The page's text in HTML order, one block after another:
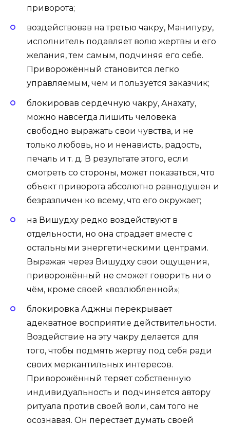
приворота;
воздействовав на третью чакру, Манипуру,
исполнитель подавляет волю жертвы и его
желания, тем самым, подчиняя его себе.
Приворожённый становится легко
управляемым, чем и пользуется заказчик;
блокировав сердечную чакру, Анахату,
можно навсегда лишить человека
свободно выражать свои чувства, и не
только любовь, но и ненависть, радость,
печаль и т. д. В результате этого, если
смотреть со стороны, может показаться, что
объект приворота абсолютно равнодушен и
безразличен ко всему, что его окружает;
на Вишудху редко воздействуют в
отдельности, но она страдает вместе с
остальными энергетическими центрами.
Выражая через Вишудху свои ощущения,
приворожённый не сможет говорить ни о
чём, кроме своей «возлюбленной»;
блокировка Аджны перекрывает
адекватное восприятие действительности.
Воздействие на эту чакру делается для
того, чтобы подмять жертву под себя ради
своих меркантильных интересов.
Приворожённый теряет собственную
индивидуальность и подчиняется автору
ритуала против своей воли, сам того не
осознавая. Он перестаёт думать своей